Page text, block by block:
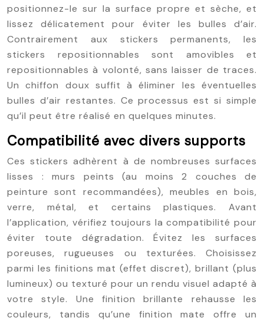
positionnez-le sur la surface propre et sèche, et
lissez délicatement pour éviter les bulles d’air.
Contrairement aux stickers permanents, les
stickers repositionnables sont amovibles et
repositionnables à volonté, sans laisser de traces.
Un chiffon doux suffit à éliminer les éventuelles
bulles d’air restantes. Ce processus est si simple
qu’il peut être réalisé en quelques minutes.
Compatibilité avec divers supports
Ces stickers adhèrent à de nombreuses surfaces
lisses : murs peints (au moins 2 couches de
peinture sont recommandées), meubles en bois,
verre, métal, et certains plastiques. Avant
l’application, vérifiez toujours la compatibilité pour
éviter toute dégradation. Évitez les surfaces
poreuses, rugueuses ou texturées. Choisissez
parmi les finitions mat (effet discret), brillant (plus
lumineux) ou texturé pour un rendu visuel adapté à
votre style. Une finition brillante rehausse les
couleurs, tandis qu’une finition mate offre un